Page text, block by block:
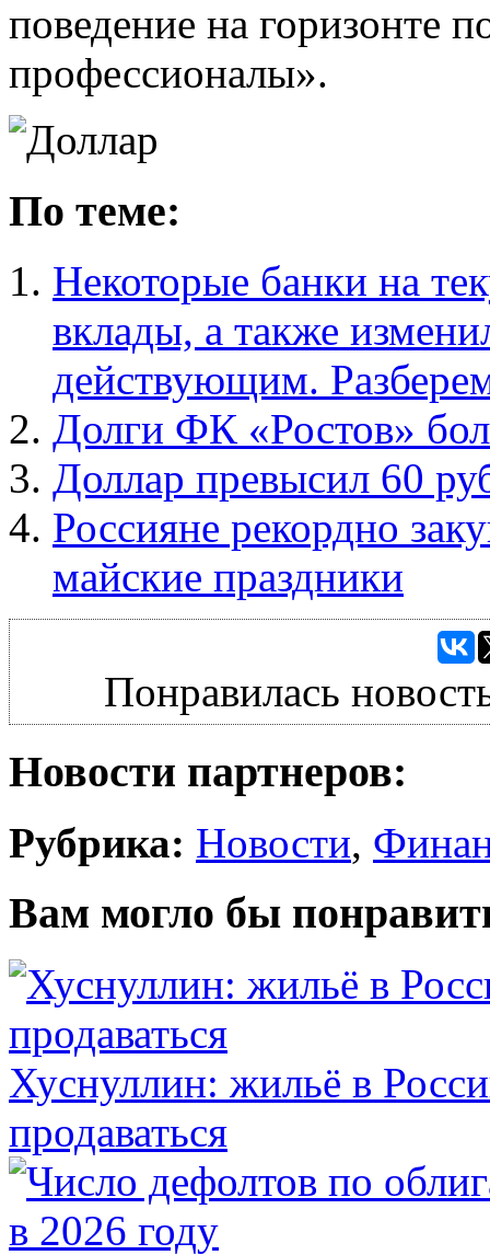
поведение на горизонте
профессионалы».
По теме:
Некоторые банки на
вклады, а также
действующим.
Долги ФК «Ростов»
Доллар превысил 60
Россияне рекордно
майские праздники
Понравилась
Новости партнеров:
Рубрика: Новости,
Вам могло бы
Хуснуллин: жильё в
продаваться